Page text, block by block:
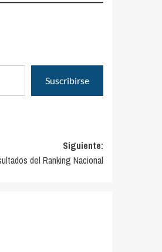
Suscribirse
Siguiente:
del Ranking Nacional